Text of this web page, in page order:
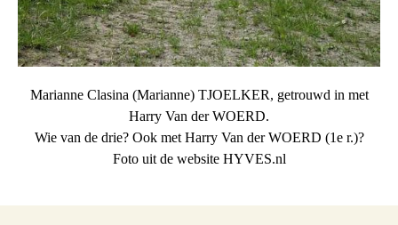
Marianne Clasina (Marianne) TJOELKER, getrouwd in met
Harry Van der WOERD.
Wie van de drie? Ook met Harry Van der WOERD (1e r.)?
Foto uit de website HYVES.nl